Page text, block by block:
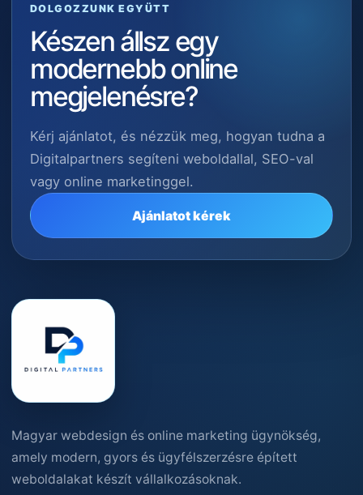
DOLGOZZUNK EGYÜTT
Készen állsz egy
modernebb online
megjelenésre?
Kérj ajánlatot, és nézzük meg, hogyan tudna a
Digitalpartners segíteni weboldallal, SEO-val
vagy online marketinggel.
Ajánlatot kérek
Magyar webdesign és online marketing ügynökség,
amely modern, gyors és ügyfélszerzésre épített
weboldalakat készít vállalkozásoknak.